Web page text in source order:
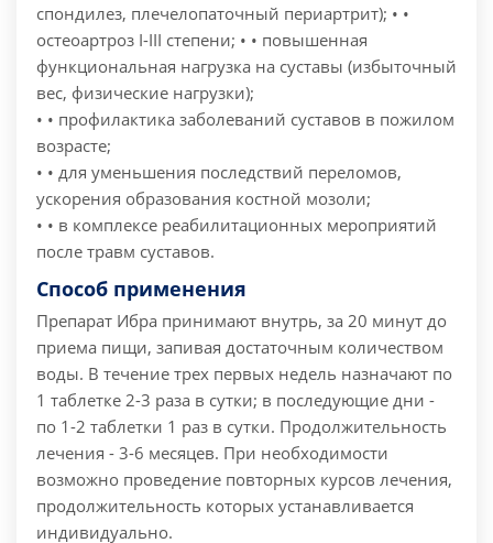
спондилез, плечелопаточный периартрит); • •
остеоартроз I-III степени; • • повышенная
функциональная нагрузка на суставы (избыточный
вес, физические нагрузки);
• • профилактика заболеваний суставов в пожилом
возрасте;
• • для уменьшения последствий переломов,
ускорения образования костной мозоли;
• • в комплексе реабилитационных мероприятий
после травм суставов.
Способ применения
Препарат Ибра принимают внутрь, за 20 минут до
приема пищи, запивая достаточным количеством
воды. В течение трех первых недель назначают по
1 таблетке 2-3 раза в сутки; в последующие дни -
по 1-2 таблетки 1 раз в сутки. Продолжительность
лечения - 3-6 месяцев. При необходимости
возможно проведение повторных курсов лечения,
продолжительность которых устанавливается
индивидуально.